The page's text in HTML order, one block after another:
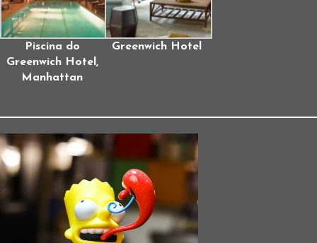
Piscina do
Greenwich Hotel,
Manhattan
Greenwich Hotel